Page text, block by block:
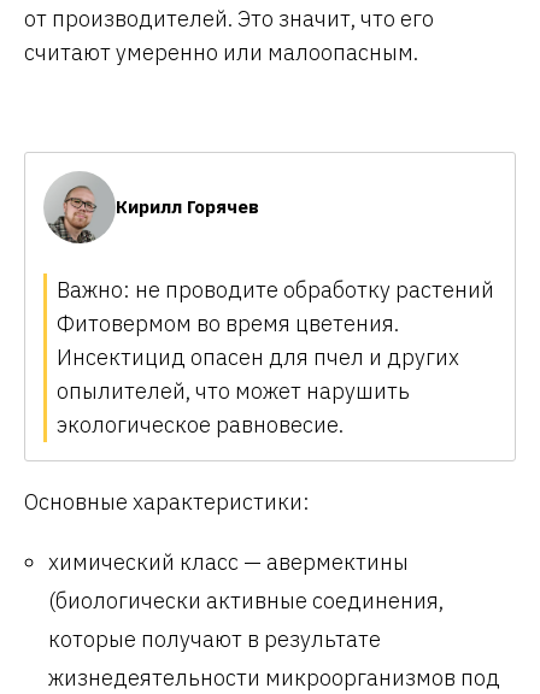
от производителей. Это значит, что его
считают умеренно или малоопасным.
Кирилл Горячев
Важно: не проводите обработку растений
Фитовермом во время цветения.
Инсектицид опасен для пчел и других
опылителей, что может нарушить
экологическое равновесие.
Основные характеристики:
химический класс — авермектины
(биологически активные соединения,
которые получают в результате
жизнедеятельности микроорганизмов под